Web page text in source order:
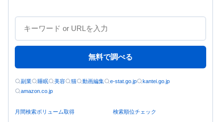
無料で調べる
副業 睡眠 美容 猫 動画編集 e-stat.go.jp
kantei.go.jp
amazon.co.jp
月間検索ボリューム取得 検索順位チェック